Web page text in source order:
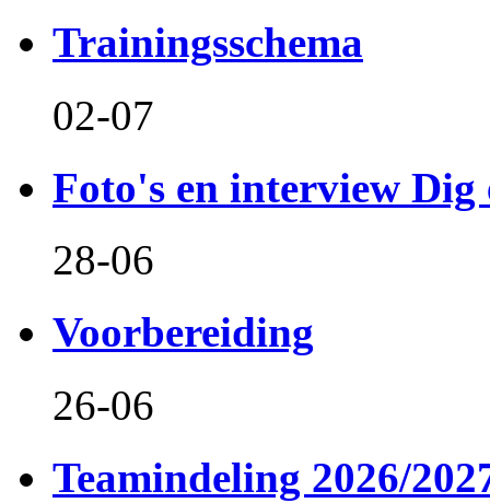
Trainingsschema
02-07
Foto's en interview Dig
28-06
Voorbereiding
26-06
Teamindeling 2026/